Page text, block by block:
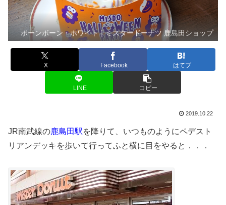
ボーンボーン・ホワイト｜ミスタードーナツ 鹿島田ショップ
X Facebook はてブ
LINE コピー
2019.10.22
JR南武線の鹿島田駅を降りて、いつものようにペデスト
リアンデッキを歩いて行ってふと横に目をやると．．．